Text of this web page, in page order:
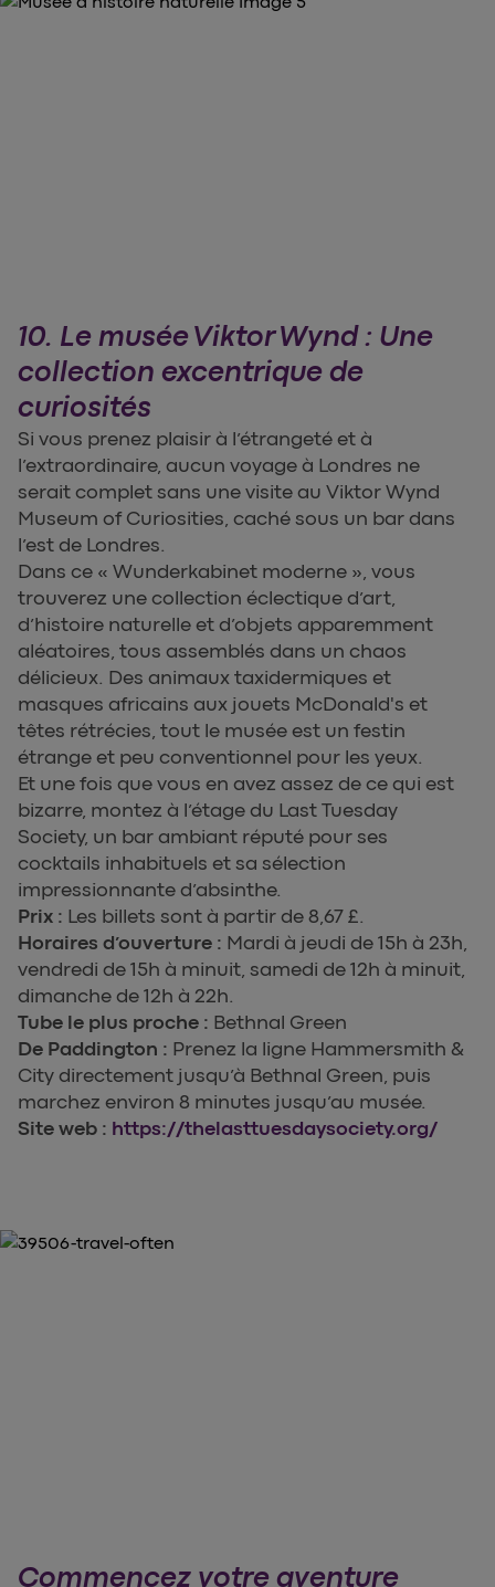
10. Le musée Viktor Wynd : Une
collection excentrique de
curiosités
Si vous prenez plaisir à l’étrangeté et à
l’extraordinaire, aucun voyage à Londres ne
serait complet sans une visite au Viktor Wynd
Museum of Curiosities, caché sous un bar dans
l’est de Londres.
Dans ce « Wunderkabinet moderne », vous
trouverez une collection éclectique d’art,
d’histoire naturelle et d’objets apparemment
aléatoires, tous assemblés dans un chaos
délicieux. Des animaux taxidermiques et
masques africains aux jouets McDonald's et
têtes rétrécies, tout le musée est un festin
étrange et peu conventionnel pour les yeux.
Et une fois que vous en avez assez de ce qui est
bizarre, montez à l’étage du Last Tuesday
Society, un bar ambiant réputé pour ses
cocktails inhabituels et sa sélection
impressionnante d’absinthe.
Prix : Les billets sont à partir de 8,67 £.
Horaires d’ouverture : Mardi à jeudi de 15h à 23h,
vendredi de 15h à minuit, samedi de 12h à minuit,
dimanche de 12h à 22h.
Tube le plus proche : Bethnal Green
De Paddington : Prenez la ligne Hammersmith &
City directement jusqu’à Bethnal Green, puis
marchez environ 8 minutes jusqu’au musée.
Site web : https://thelasttuesdaysociety.org/
Commencez votre aventure